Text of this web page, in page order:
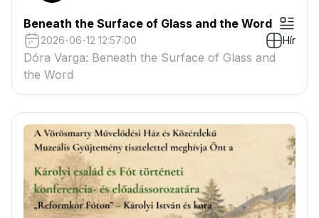
Beneath the Surface of Glass and the Word
2026-06-12 12:57:00 Hír
Dóra Varga: Beneath the Surface of Glass and
the Word